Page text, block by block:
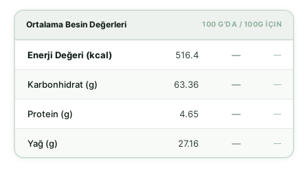
Ortalama Besin Değerleri 100 G'DA / 100G İÇIN
Enerji Değeri (kcal) 516.4 — —
Karbonhidrat (g) 63.36 — —
Protein (g) 4.65 — —
Yağ (g) 27.16 — —